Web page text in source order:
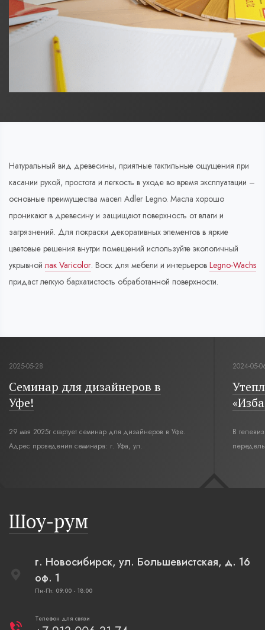
Натуральный вид древесины, приятные тактильные ощущения при
касании рукой, простота и легкость в уходе во время эксплуатации –
основные преимущества масел Adler Legno. Масла хорошо
проникают в древесину и защищают поверхность от влаги и
загрязнений. Для покраски декоративных элементов в яркие
цветовые решения внутри помещений используйте экологичный
укрывнойлак Varicolor. Воск для мебели и интерьеров Legno-Wachs
придаст легкую бархатистость обработанной поверхности.
2025-05-28
Семинар для дизайнеров в
Уфе!
29 мая 2025г стартует семинар для дизайнеров в Уфе.
Адрес проведения семинара: г. Уфа, ул.
2024-05-
В
Шоу-рум
г. Новосибирск, ул. Большевистская, д. 16
оф. 1
Пн-Пт: 09:00 - 18:00
Телефон для связи